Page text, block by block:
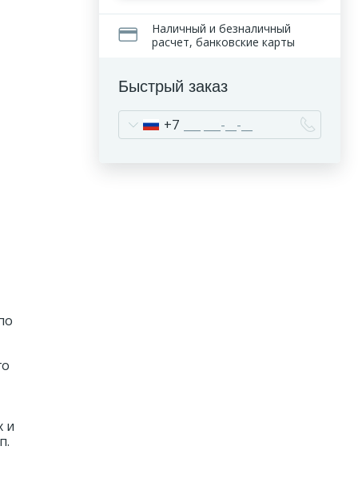
и
Наличный и безналичный
расчет, банковские карты
Быстрый заказ
+7